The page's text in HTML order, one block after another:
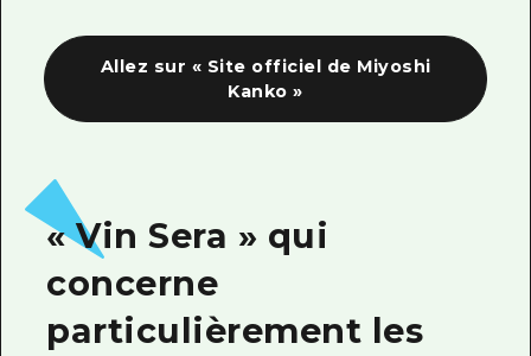
Allez sur « Site officiel de Miyoshi
Kanko »
« Vin Sera » qui
concerne
particulièrement les